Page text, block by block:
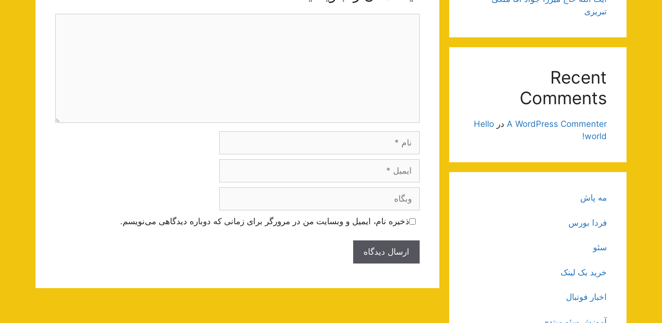
ایمیل
وبگاه
ذخیره نام، ایمیل و وبسایت من در مرورگر برای زمانی که دوباره دیدگاهی می‌نویسم.
تبریزی
Recent
Comments
A WordPress Commenter در Hello
world!
مه پاش
فردا بورس
سئو
خرید بک لینک
اخبار فوتبال